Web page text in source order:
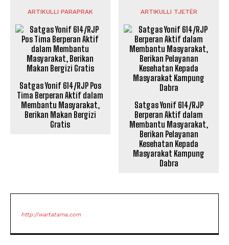
ARTIKULLI PARAPRAK
Satgas Yonif 614/RJP Pos
Tima Berperan Aktif dalam
Membantu Masyarakat,
Berikan Makan Bergizi
Gratis
ARTIKULLI TJETËR
Satgas Yonif 614/RJP
Berperan Aktif dalam
Membantu Masyarakat,
Berikan Pelayanan
Kesehatan Kepada
Masyarakat Kampung
Dabra
http://wartatama.com